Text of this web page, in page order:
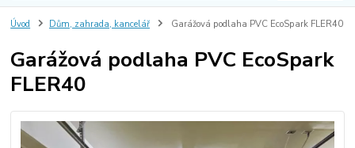
Úvod Dům, zahrada, kancelář Garážová podlaha PVC EcoSpark FLER40
Garážová podlaha PVC EcoSpark
FLER40